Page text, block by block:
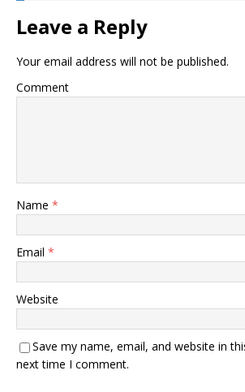
Leave a Reply
Your email address will not be published.
Comment
Name *
Email *
Website
Save my name, email, and website in
next time I comment.